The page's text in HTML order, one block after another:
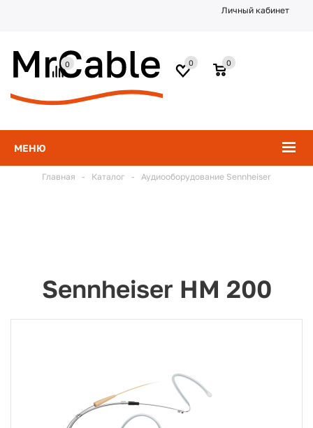
Личный кабинет
МЕНЮ
0
0
0
Главная - Каталог - Аудиооборудование Sennheiser
Sennheiser HM 200